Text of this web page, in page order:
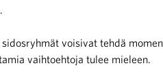
voisivat tehdä
vaihtoehtoja tulee mieleen.